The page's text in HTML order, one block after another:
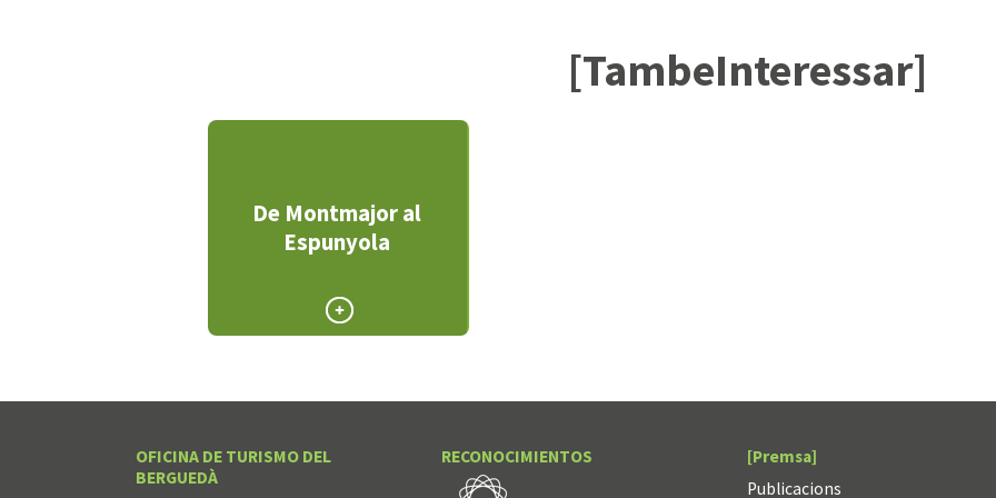
[TambeInteressar]
De Montmajor al
Espunyola
OFICINA DE TURISMO DEL
BERGUEDÀ
RECONOCIMIENTOS
[Premsa]
Publicacions